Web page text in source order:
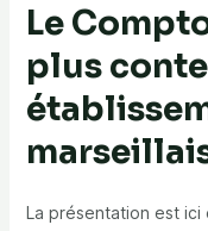
Le
plus
La présentation est